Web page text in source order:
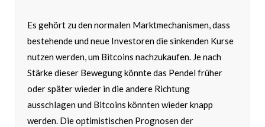
Es gehört zu den normalen Marktmechanismen, dass
bestehende und neue Investoren die sinkenden Kurse
nutzen werden, um Bitcoins nachzukaufen. Je nach
Stärke dieser Bewegung könnte das Pendel früher
oder später wieder in die andere Richtung
ausschlagen und Bitcoins könnten wieder knapp
werden. Die optimistischen Prognosen der